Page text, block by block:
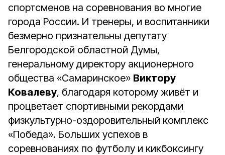
спортсменов на соревнования во многие
города России. И тренеры, и воспитанники
безмерно признательны депутату
Белгородской областной Думы,
генеральному директору акционерного
общества «Самаринское» Виктору
Ковалеву, благодаря которому живёт и
процветает спортивными рекордами
физкультурно-оздоровительный комплекс
«Победа». Больших успехов в
соревнованиях по футболу и кикбоксингу